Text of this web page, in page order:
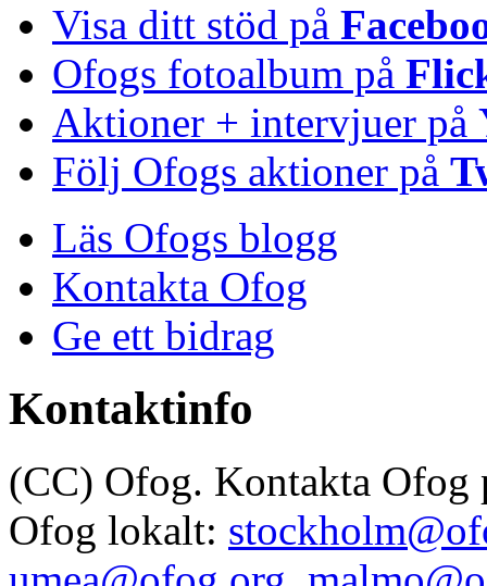
Visa ditt stöd på
Ofogs fotoalbum på
Aktioner + intervjuer på
Följ Ofogs aktioner på
Läs Ofogs blogg
Kontakta Ofog
Ge ett bidrag
Kontaktinfo
(CC) Ofog. Kontakta Ofog
Ofog lokalt: